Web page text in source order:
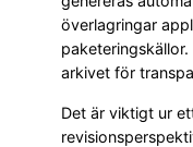
överlagringar
arkivet för
Det är viktigt ur